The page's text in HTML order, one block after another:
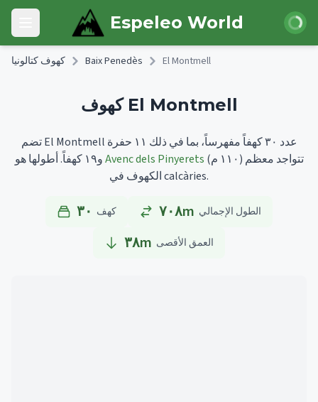
Skip to main content
Open main menu Espeleo World الدخول
كهوف كتالونيا Baix Penedès El Montmell
كهوف El Montmell
تضم El Montmell عدد ٣٠ كهفاً مفهرساً، بما في ذلك ١١ حفرة
و١٩ كهفاً.Avenc dels Pinyerets (١١٠ م) تتواجد معظم
الكهوف في calcàries.
٣٠ كهف ٧٠٨m الطول الإجمالي
٣٨m العمق الأقصى